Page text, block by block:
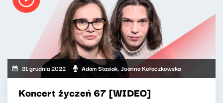
31 grudnia 2022 Adam Stasiak, Joanna Kołaczkowska
Koncert życzeń 67 [WIDEO]